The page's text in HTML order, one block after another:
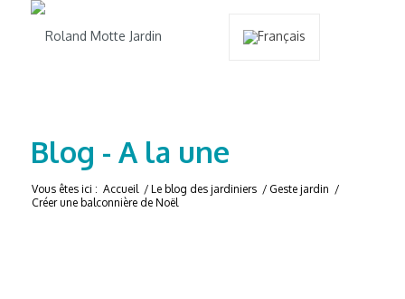
Blog - A la une
Vous êtes ici : Accueil / Le blog des jardiniers / Geste jardin /
Créer une balconnière de Noël